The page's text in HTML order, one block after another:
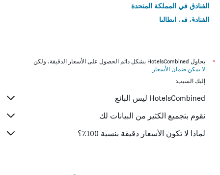
الفنادق في المملكة المتحدة
الفنادق في إيطاليا
*
يحاول HotelsCombined بشكل دائم الحصول على الأسعار الدقيقة، ولكن
لا يمكن ضمان الأسعار .
إليك السبب:
HotelsCombined ليس البائع
نقوم بتجميع الكثير من البيانات لك
لماذا لا تكون الأسعار دقيقة بنسبة 100٪؟